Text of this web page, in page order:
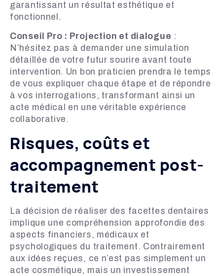
garantissant un résultat esthétique et
fonctionnel.
Conseil Pro : Projection et dialogue :
N’hésitez pas à demander une simulation
détaillée de votre futur sourire avant toute
intervention. Un bon praticien prendra le temps
de vous expliquer chaque étape et de répondre
à vos interrogations, transformant ainsi un
acte médical en une véritable expérience
collaborative.
Risques, coûts et
accompagnement post-
traitement
La décision de réaliser des facettes dentaires
implique une compréhension approfondie des
aspects financiers, médicaux et
psychologiques du traitement. Contrairement
aux idées reçues, ce n’est pas simplement un
acte cosmétique, mais un investissement